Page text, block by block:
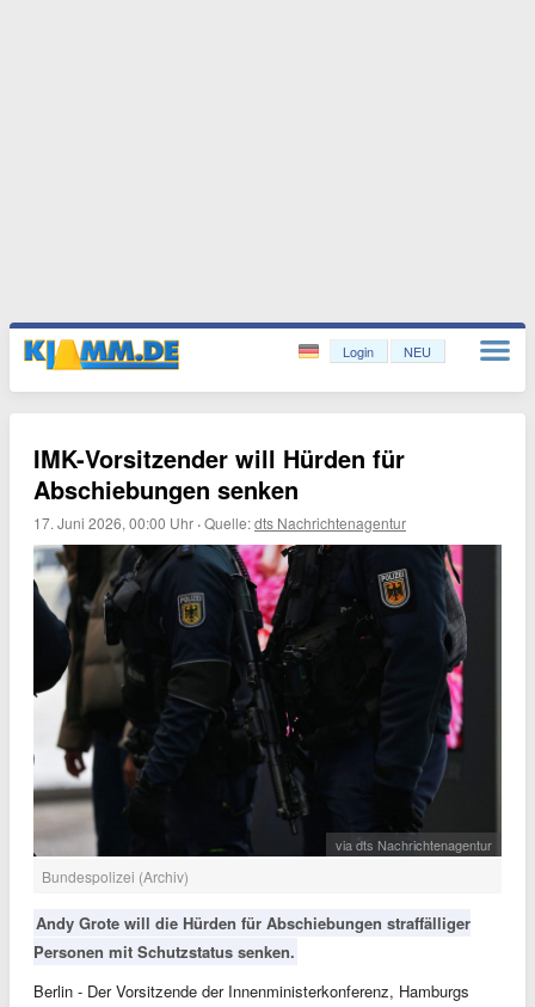
Login NEU
IMK-Vorsitzender will Hürden für
Abschiebungen senken
17. Juni 2026, 00:00 Uhr ·Quelle:dts Nachrichtenagentur
via dts Nachrichtenagentur
Bundespolizei (Archiv)
Andy Grote will die Hürden für Abschiebungen straffälliger
Personen mit Schutzstatus senken.
Berlin - Der Vorsitzende der Innenministerkonferenz, Hamburgs